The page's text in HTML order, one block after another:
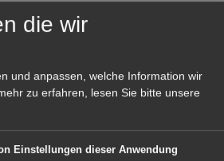
Haus keine Treppe
wurde vom
Drehleiter
brachte die Person
Stock in den
die wir
und anpassen, welche Information wir
zu erfahren, lesen Sie bitte unsere
Einstellungen dieser Anwendung